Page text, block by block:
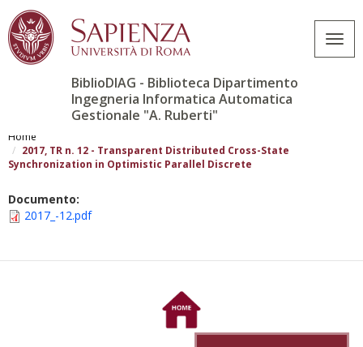
to
main
content
BiblioDIAG - Biblioteca Dipartimento
Ingegneria Informatica Automatica
Gestionale "A. Ruberti"
Home
2017, TR n. 12 - Transparent Distributed Cross-State
Synchronization in Optimistic Parallel Discrete
Documento:
2017_-12.pdf